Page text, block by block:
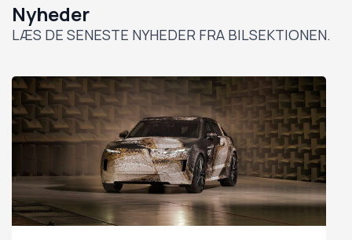
Nyheder
LÆS DE SENESTE NYHEDER FRA BILSEKTIONEN.